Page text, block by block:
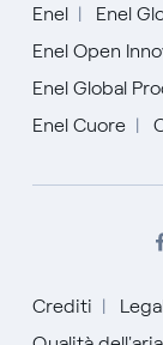
Enel
Enel
Enel Open
Enel Global
Enel Cuore
Crediti